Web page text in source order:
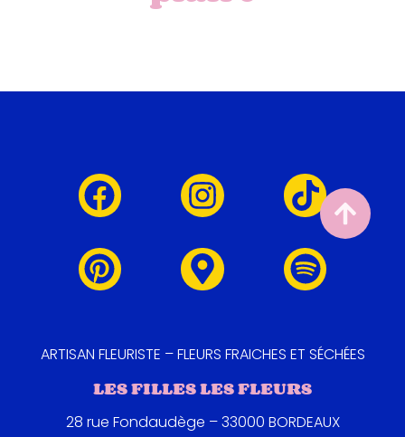
ARTISAN FLEURISTE – FLEURS FRAICHES ET SÉCHÉES
LES FILLES LES FLEURS
28 rue Fondaudège – 33000 BORDEAUX